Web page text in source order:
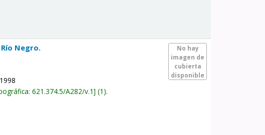
No hay
imagen de
cubierta
disponible
Río Negro.
621.374.5/A282/v.1 (1).